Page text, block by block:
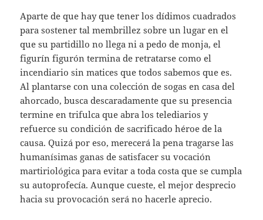
Aparte de que hay que tener los dídimos cuadrados
para sostener tal membrillez sobre un lugar en el
que su partidillo no llega ni a pedo de monja, el
figurín figurón termina de retratarse como el
incendiario sin matices que todos sabemos que es.
Al plantarse con una colección de sogas en casa del
ahorcado, busca descaradamente que su presencia
termine en trifulca que abra los telediarios y
refuerce su condición de sacrificado héroe de la
causa. Quizá por eso, merecerá la pena tragarse las
humanísimas ganas de satisfacer su vocación
martiriológica para evitar a toda costa que se cumpla
su autoprofecía. Aunque cueste, el mejor desprecio
hacia su provocación será no hacerle aprecio.